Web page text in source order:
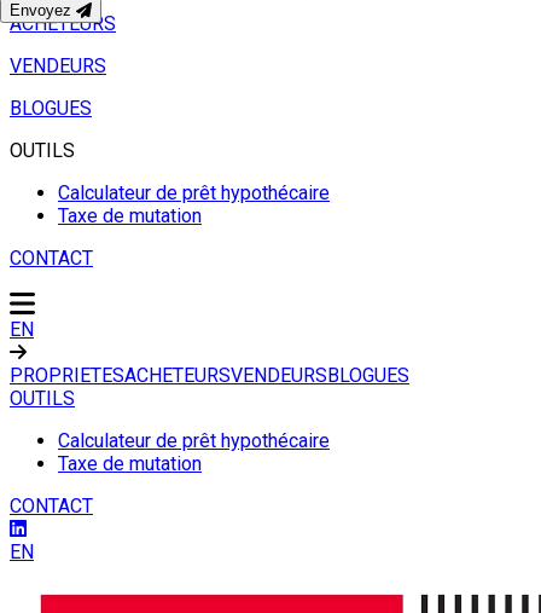
ACHETEURS
VENDEURS
BLOGUES
OUTILS
Calculateur de prêt hypothécaire
Taxe de mutation
CONTACT
EN
PROPRIETESACHETEURSVENDEURSBLOGUES
OUTILS
Calculateur de prêt hypothécaire
Taxe de mutation
CONTACT
EN
Envoyez